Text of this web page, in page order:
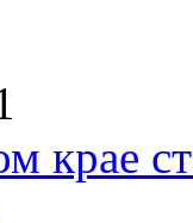
крае